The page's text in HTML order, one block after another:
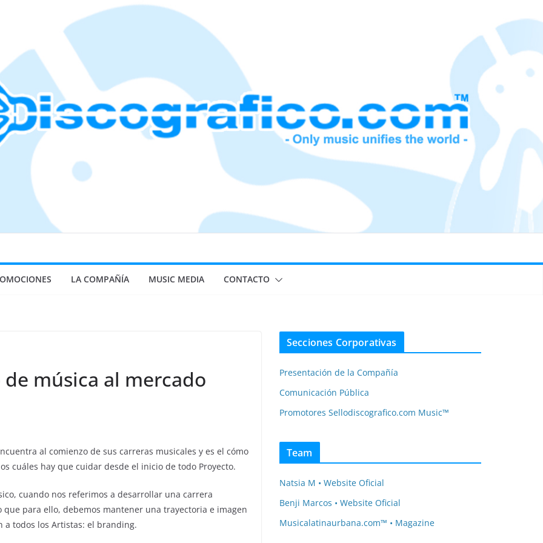
LA COMPAÑÍA MUSIC MEDIA CONTACTO
música al mercado
al comienzo de sus carreras musicales y es el cómo
cuáles hay que cuidar desde el inicio de todo Proyecto.
cuando nos referimos a desarrollar una carrera
para ello, debemos mantener una trayectoria e imagen
a todos los Artistas: el branding.
Secciones Corporativas
Presentación de la Compañía
Comunicación Pública
Promotores Sellodiscografico.com Music™
Team
Natsia M • Website Oficial
Benji Marcos • Website Oficial
Musicalatinaurbana.com™ • Magazine